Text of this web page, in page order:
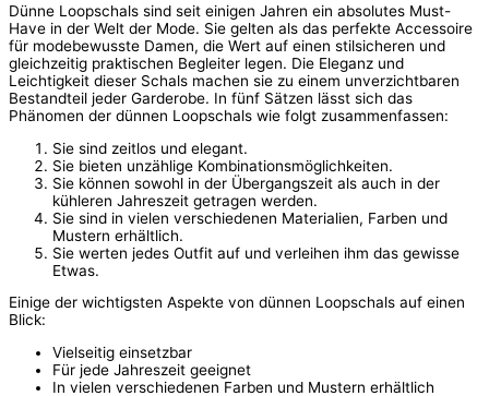
Dünne Loopschals sind seit einigen Jahren ein absolutes Must-
Have in der Welt der Mode. Sie gelten als das perfekte Accessoire
für modebewusste Damen, die Wert auf einen stilsicheren und
gleichzeitig praktischen Begleiter legen. Die Eleganz und
Leichtigkeit dieser Schals machen sie zu einem unverzichtbaren
Bestandteil jeder Garderobe. In fünf Sätzen lässt sich das
Phänomen der dünnen Loopschals wie folgt zusammenfassen:
Sie sind zeitlos und elegant.
Sie bieten unzählige Kombinationsmöglichkeiten.
Sie können sowohl in der Übergangszeit als auch in der
kühleren Jahreszeit getragen werden.
Sie sind in vielen verschiedenen Materialien, Farben und
Mustern erhältlich.
Sie werten jedes Outfit auf und verleihen ihm das gewisse
Etwas.
Einige der wichtigsten Aspekte von dünnen Loopschals auf einen
Blick:
Vielseitig einsetzbar
Für jede Jahreszeit geeignet
In vielen verschiedenen Farben und Mustern erhältlich